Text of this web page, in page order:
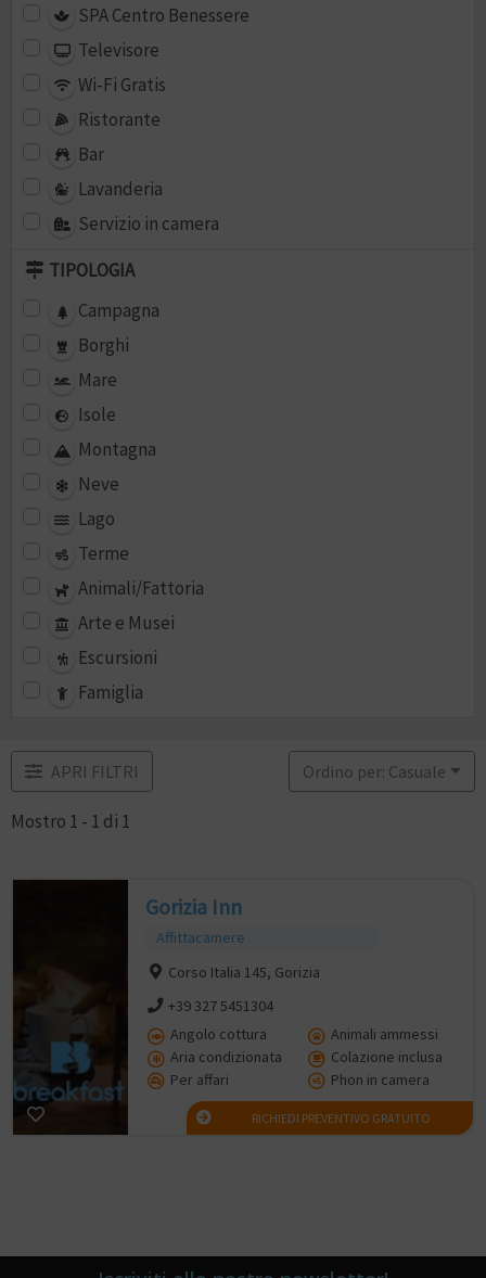
SPA Centro Benessere
Televisore
Wi-Fi Gratis
Ristorante
Bar
Lavanderia
Servizio in camera
TIPOLOGIA
Campagna
Borghi
Mare
Isole
Montagna
Neve
Lago
Terme
Animali/Fattoria
Arte e Musei
Escursioni
Famiglia
APRI FILTRI
Mostro 1 - 1 di 1
Ordino per: Casuale
Gorizia Inn
Affittacamere
Corso Italia 145, Gorizia
+39 327 5451304
Angolo cottura
Animali ammessi
Aria condizionata
Colazione inclusa
Per affari
Phon in camera
RICHIEDI PREVENTIVO GRATUITO